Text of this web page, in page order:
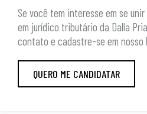
Se você tem interesse em se
em jurídico tributário da Dalla
contato e cadastre-se em nosso
QUERO ME CANDIDATAR